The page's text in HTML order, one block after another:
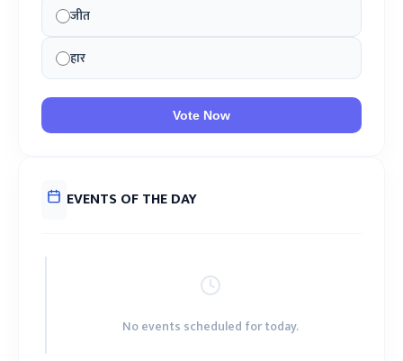
जीत
हार
Vote Now
EVENTS OF THE DAY
No events scheduled for today.